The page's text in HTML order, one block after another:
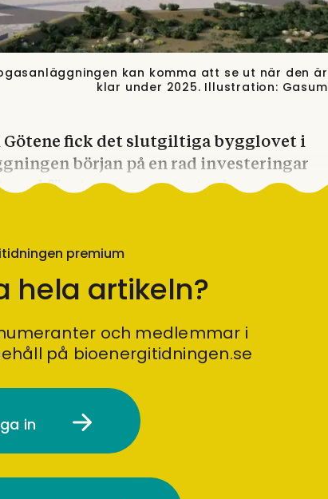
kan komma att se ut när den är
klar under 2025. Illustration: Gasum
Götene fick det slutgiltiga bygglovet i
början på en rad investeringar
företagets nya strategi.
premium
hela artikeln?
och medlemmar i
på bioenergitidningen.se
in